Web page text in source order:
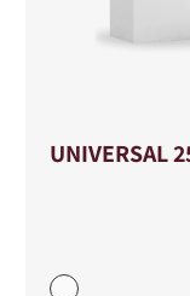
UNIVERSAL